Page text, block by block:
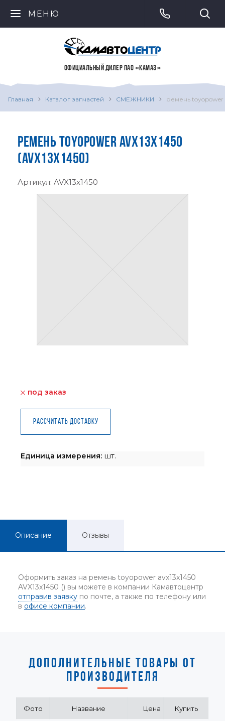
МЕНЮ
ОФИЦИАЛЬНЫЙ ДИЛЕР ПАО «КАМАЗ»
Главная Каталог запчастей СМЕЖНИКИ ремень toyopower
РЕМЕНЬ TOYOPOWER AVX13X1450
(AVX13X1450)
Артикул: AVX13x1450
под заказ
Рассчитать доставку
Единица измерения: шт.
Описание Отзывы
Оформить заказ на ремень toyopower avx13x1450
AVX13x1450 () вы можете в компании Камавтоцентр
отправив заявку по почте, а также по телефону или
в офисе компании.
ДОПОЛНИТЕЛЬНЫЕ ТОВАРЫ ОТ
ПРОИЗВОДИТЕЛЯ
Фото Название Цена Купить